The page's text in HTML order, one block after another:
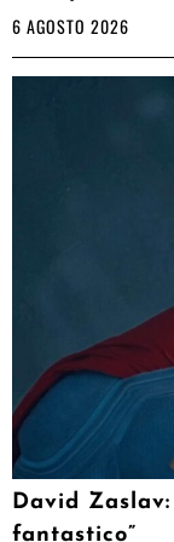
6 AGOSTO 2026
David Zaslav:
fantastico”